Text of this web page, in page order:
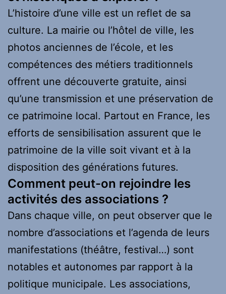
L’histoire d’une ville est un reflet de sa
culture. La mairie ou l’hôtel de ville, les
photos anciennes de l’école, et les
compétences des métiers traditionnels
offrent une découverte gratuite, ainsi
qu’une transmission et une préservation de
ce patrimoine local. Partout en France, les
efforts de sensibilisation assurent que le
patrimoine de la ville soit vivant et à la
disposition des générations futures.
Comment peut-on rejoindre les
activités des associations ?
Dans chaque ville, on peut observer que le
nombre d’associations et l’agenda de leurs
manifestations (théâtre, festival…) sont
notables et autonomes par rapport à la
politique municipale. Les associations,